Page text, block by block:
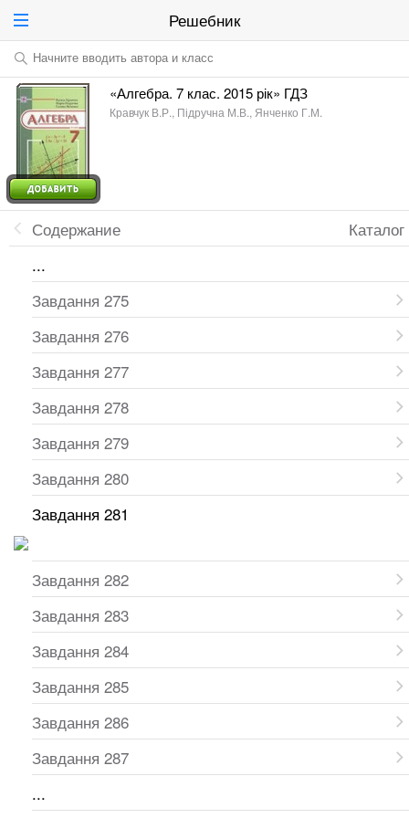
Решебник
Начните вводить автора и класс
«Алгебра. 7 клас. 2015 рік» ГДЗ
Кравчук В.Р., Підручна М.В., Янченко Г.М.
Каталог
Содержание
...
Завдання 275
Завдання 276
Завдання 277
Завдання 278
Завдання 279
Завдання 280
Завдання 281
Завдання 282
Завдання 283
Завдання 284
Завдання 285
Завдання 286
Завдання 287
...